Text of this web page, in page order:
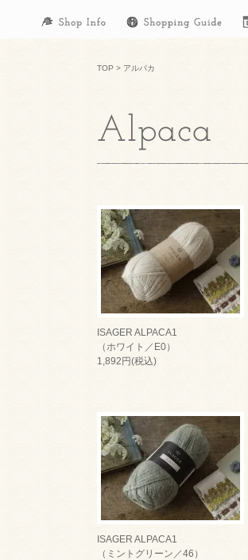
TOP > アルパカ
ISAGER ALPACA1
（ホワイト／E0）
1,892円(税込)
ISAGER ALPACA1
（ミントグリーン／46）